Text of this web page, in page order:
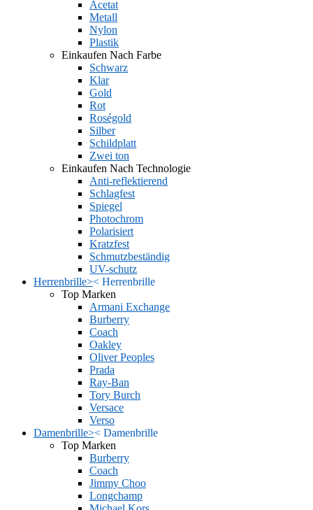
Acetat
Metall
Nylon
Plastik
Einkaufen Nach Farbe
Schwarz
Klar
Gold
Rot
Roségold
Silber
Schildplatt
Zwei ton
Einkaufen Nach Technologie
Anti-reflektierend
Schlagfest
Spiegel
Photochrom
Polarisiert
Kratzfest
Schmutzbeständig
UV-schutz
Herrenbrille>< Herrenbrille
Top Marken
Armani Exchange
Burberry
Coach
Oakley
Oliver Peoples
Prada
Ray-Ban
Tory Burch
Versace
Verso
Damenbrille>< Damenbrille
Top Marken
Burberry
Coach
Jimmy Choo
Longchamp